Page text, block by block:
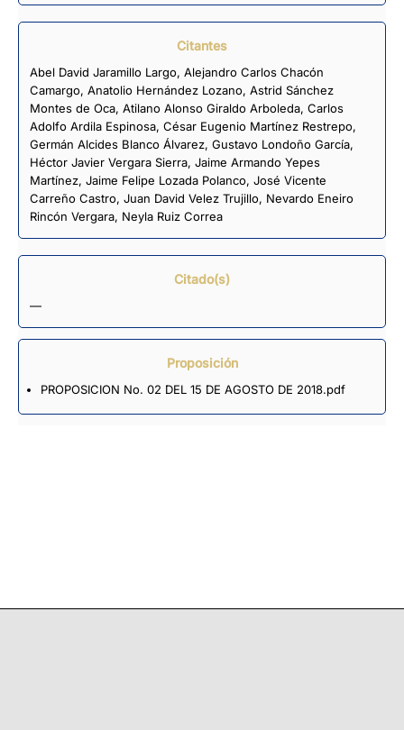
Citantes
Abel David Jaramillo Largo, Alejandro Carlos Chacón
Camargo, Anatolio Hernández Lozano, Astrid Sánchez
Montes de Oca, Atilano Alonso Giraldo Arboleda, Carlos
Adolfo Ardila Espinosa, César Eugenio Martínez Restrepo,
Germán Alcides Blanco Álvarez, Gustavo Londoño García,
Héctor Javier Vergara Sierra, Jaime Armando Yepes
Martínez, Jaime Felipe Lozada Polanco, José Vicente
Carreño Castro, Juan David Velez Trujillo, Nevardo Eneiro
Rincón Vergara, Neyla Ruiz Correa
Citado(s)
—
Proposición
PROPOSICION No. 02 DEL 15 DE AGOSTO DE 2018.pdf